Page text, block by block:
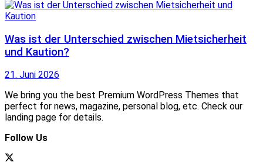
Was ist der Unterschied zwischen Mietsicherheit
und Kaution?
21. Juni 2026
We bring you the best Premium WordPress Themes that
perfect for news, magazine, personal blog, etc. Check our
landing page for details.
Follow Us